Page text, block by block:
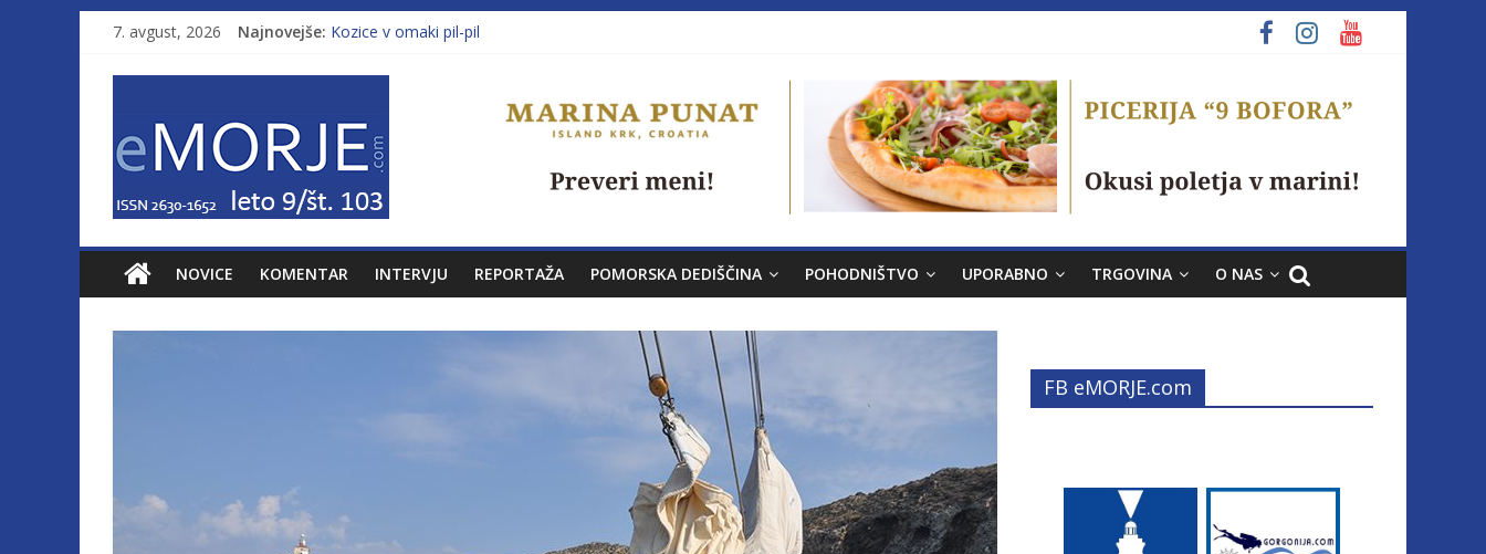
7. avgust, 2026 Najnovejše: Kozice v omaki pil-pil
Od morja do gorja 11
Poletje, ki ponuja več
NOVICE KOMENTAR INTERVJU REPORTAŽA POMORSKA DEDIŠČINA POHODNIŠTVO UPORABNO TRGOVINA O NAS
FB eMORJE.com